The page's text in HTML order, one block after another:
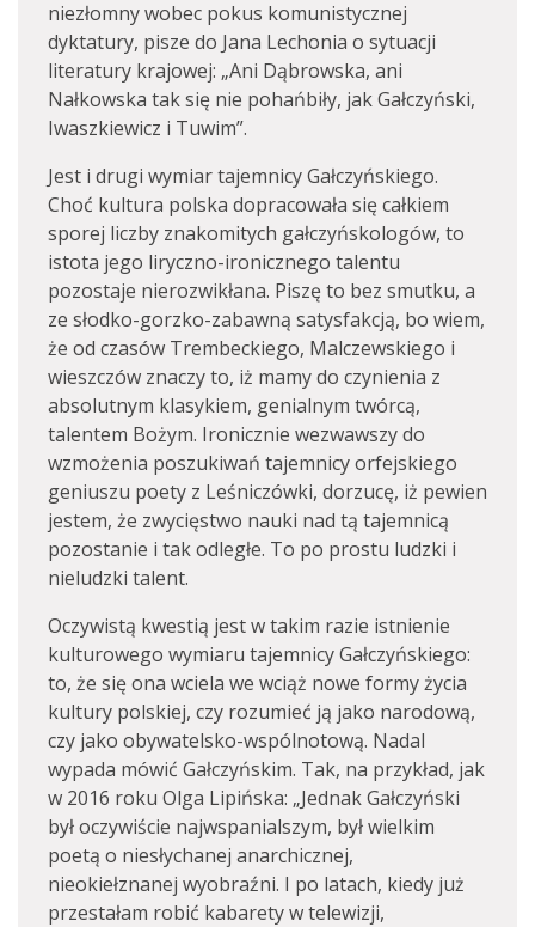
niezłomny wobec pokus komunistycznej
dyktatury, pisze do Jana Lechonia o sytuacji
literatury krajowej: „Ani Dąbrowska, ani
Nałkowska tak się nie pohańbiły, jak Gałczyński,
Iwaszkiewicz i Tuwim”.
Jest i drugi wymiar tajemnicy Gałczyńskiego.
Choć kultura polska dopracowała się całkiem
sporej liczby znakomitych gałczyńskologów, to
istota jego liryczno-ironicznego talentu
pozostaje nierozwikłana. Piszę to bez smutku, a
ze słodko-gorzko-zabawną satysfakcją, bo wiem,
że od czasów Trembeckiego, Malczewskiego i
wieszczów znaczy to, iż mamy do czynienia z
absolutnym klasykiem, genialnym twórcą,
talentem Bożym. Ironicznie wezwawszy do
wzmożenia poszukiwań tajemnicy orfejskiego
geniuszu poety z Leśniczówki, dorzucę, iż pewien
jestem, że zwycięstwo nauki nad tą tajemnicą
pozostanie i tak odległe. To po prostu ludzki i
nieludzki talent.
Oczywistą kwestią jest w takim razie istnienie
kulturowego wymiaru tajemnicy Gałczyńskiego:
to, że się ona wciela we wciąż nowe formy życia
kultury polskiej, czy rozumieć ją jako narodową,
czy jako obywatelsko-wspólnotową. Nadal
wypada mówić Gałczyńskim. Tak, na przykład, jak
w 2016 roku Olga Lipińska: „Jednak Gałczyński
był oczywiście najwspanialszym, był wielkim
poetą o niesłychanej anarchicznej,
nieokiełznanej wyobraźni. I po latach, kiedy już
przestałam robić kabarety w telewizji,